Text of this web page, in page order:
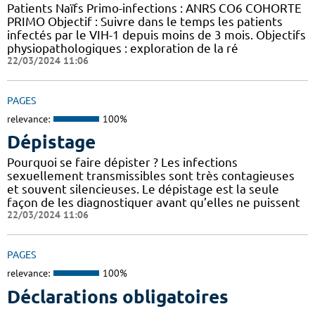
Patients Naïfs Primo-infections : ANRS CO6 COHORTE
PRIMO Objectif : Suivre dans le temps les patients
infectés par le VIH-1 depuis moins de 3 mois. Objectifs
physiopathologiques : exploration de la ré
22/03/2024 11:06
PAGES
relevance: 100%
Dépistage
Pourquoi se faire dépister ? Les infections
sexuellement transmissibles sont très contagieuses
et souvent silencieuses. Le dépistage est la seule
façon de les diagnostiquer avant qu’elles ne puissent
22/03/2024 11:06
PAGES
relevance: 100%
Déclarations obligatoires